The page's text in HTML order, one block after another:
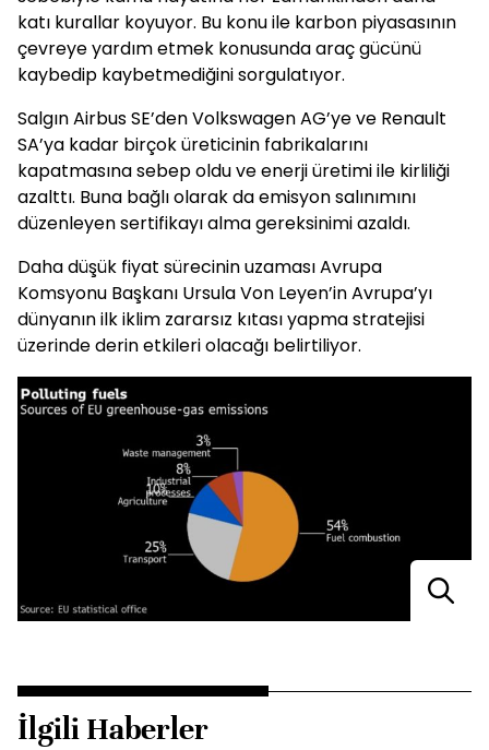
katı kurallar koyuyor. Bu konu ile karbon piyasasının
çevreye yardım etmek konusunda araç gücünü
kaybedip kaybetmediğini sorgulatıyor.
Salgın Airbus SE’den Volkswagen AG’ye ve Renault
SA’ya kadar birçok üreticinin fabrikalarını
kapatmasına sebep oldu ve enerji üretimi ile kirliliği
azalttı. Buna bağlı olarak da emisyon salınımını
düzenleyen sertifikayı alma gereksinimi azaldı.
Daha düşük fiyat sürecinin uzaması Avrupa
Komsyonu Başkanı Ursula Von Leyen’in Avrupa’yı
dünyanın ilk iklim zararsız kıtası yapma stratejisi
üzerinde derin etkileri olacağı belirtiliyor.
İlgili Haberler